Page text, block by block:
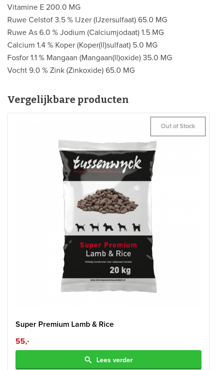
Vitamine E 200.0 MG
Ruwe Celstof 3.5 % IJzer (IJzersulfaat) 65.0 MG
Ruwe As 6.0 % Jodium (Calciumjodaat) 1.5 MG
Calcium 1.4 % Koper (Koper(ll)sulfaat) 5.0 MG
Fosfor 1.1 % Mangaan (Mangaan(ll)oxide) 35.0 MG
Vocht 9.0 % Zink (Zinkoxide) 65.0 MG
Vergelijkbare producten
Super Premium Lamb & Rice
Out of Stock
55,-
Lees verder